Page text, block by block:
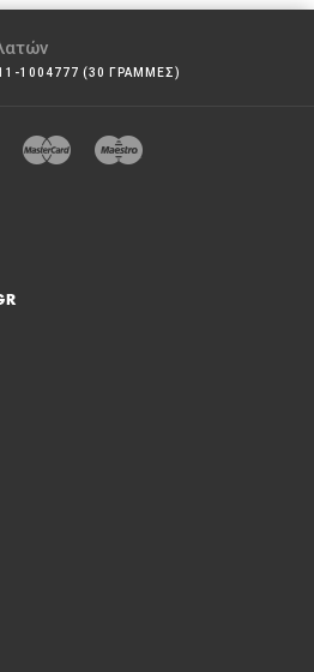
1004777 (30 ΓΡΑΜΜΕΣ)